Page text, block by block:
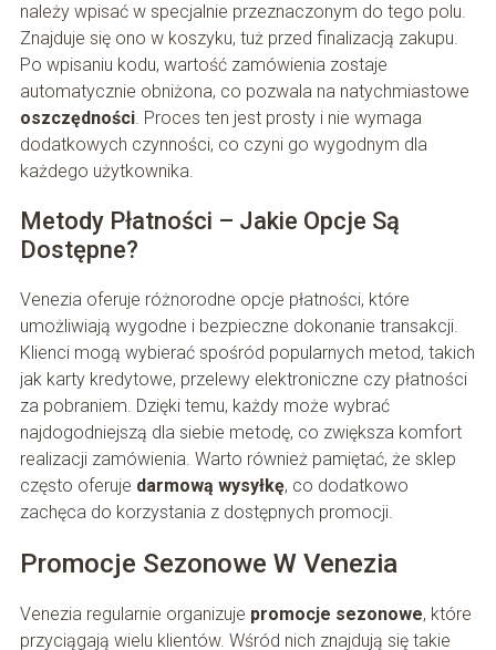
należy wpisać w specjalnie przeznaczonym do tego polu.
Znajduje się ono w koszyku, tuż przed finalizacją zakupu.
Po wpisaniu kodu, wartość zamówienia zostaje
automatycznie obniżona, co pozwala na natychmiastowe
oszczędności. Proces ten jest prosty i nie wymaga
dodatkowych czynności, co czyni go wygodnym dla
każdego użytkownika.
Metody Płatności – Jakie Opcje Są
Dostępne?
Venezia oferuje różnorodne opcje płatności, które
umożliwiają wygodne i bezpieczne dokonanie transakcji.
Klienci mogą wybierać spośród popularnych metod, takich
jak karty kredytowe, przelewy elektroniczne czy płatności
za pobraniem. Dzięki temu, każdy może wybrać
najdogodniejszą dla siebie metodę, co zwiększa komfort
realizacji zamówienia. Warto również pamiętać, że sklep
często oferuje darmową wysyłkę, co dodatkowo
zachęca do korzystania z dostępnych promocji.
Promocje Sezonowe W Venezia
Venezia regularnie organizuje promocje sezonowe, które
przyciągają wielu klientów. Wśród nich znajdują się takie